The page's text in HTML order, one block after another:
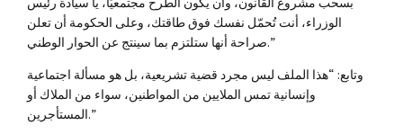
الوزراء، أنت تُحمّل نفسك فوق طاقتك، وعلى الحكومة أن تعلن
صراحة أنها ستلتزم بما سينتج عن الحوار الوطني.”
وتابع: “هذا الملف ليس مجرد قضية تشريعية، بل هو مسألة اجتماعية
وإنسانية تمس الملايين من المواطنين، سواء من الملاك أو
المستأجرين.”